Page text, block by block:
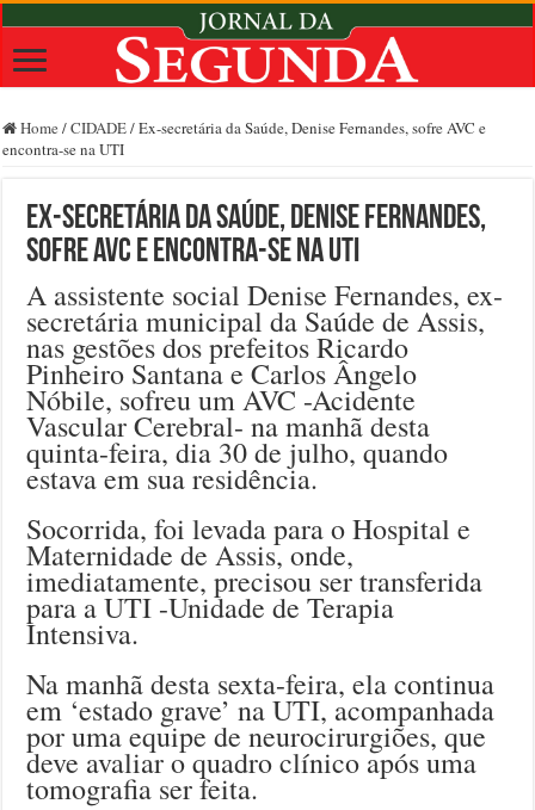
Home /CIDADE/Ex-secretária da Saúde, Denise Fernandes, sofre AVC e
encontra-se na UTI
Ex-secretária da Saúde, Denise Fernandes,
sofre AVC e encontra-se na UTI
A assistente social Denise Fernandes, ex-
secretária municipal da Saúde de Assis,
nas gestões dos prefeitos Ricardo
Pinheiro Santana e Carlos Ângelo
Nóbile, sofreu um AVC -Acidente
Vascular Cerebral- na manhã desta
quinta-feira, dia 30 de julho, quando
estava em sua residência.
Socorrida, foi levada para o Hospital e
Maternidade de Assis, onde,
imediatamente, precisou ser transferida
para a UTI -Unidade de Terapia
Intensiva.
Na manhã desta sexta-feira, ela continua
em ‘estado grave’ na UTI, acompanhada
por uma equipe de neurocirurgiões, que
deve avaliar o quadro clínico após uma
tomografia ser feita.